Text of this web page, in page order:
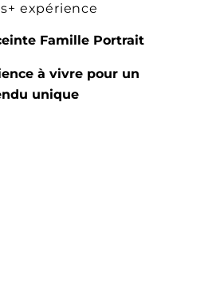
expérience
Famille Portrait
à vivre pour un
unique